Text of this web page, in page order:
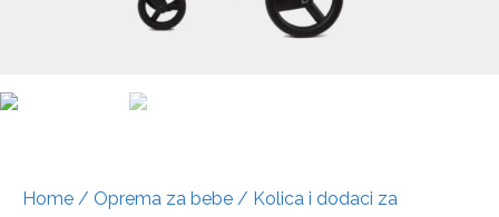
Home / Oprema za bebe / Kolica i dodaci za